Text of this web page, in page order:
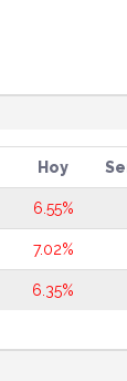
Hoy
6.55%
7.02%
6.35%